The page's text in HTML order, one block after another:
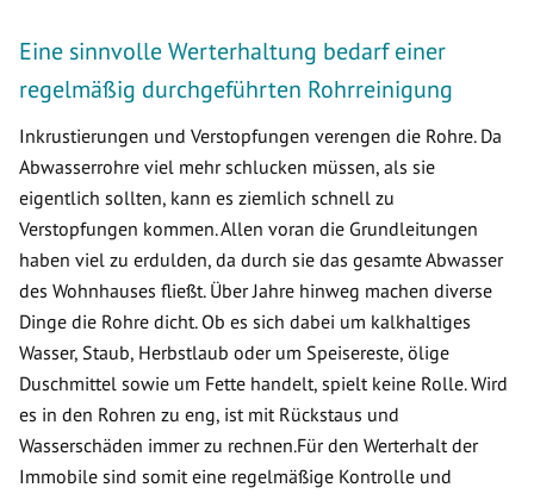
Eine sinnvolle Werterhaltung bedarf einer
regelmäßig durchgeführten Rohrreinigung
Inkrustierungen und Verstopfungen verengen die Rohre. Da
Abwasserrohre viel mehr schlucken müssen, als sie
eigentlich sollten, kann es ziemlich schnell zu
Verstopfungen kommen. Allen voran die Grundleitungen
haben viel zu erdulden, da durch sie das gesamte Abwasser
des Wohnhauses fließt. Über Jahre hinweg machen diverse
Dinge die Rohre dicht. Ob es sich dabei um kalkhaltiges
Wasser, Staub, Herbstlaub oder um Speisereste, ölige
Duschmittel sowie um Fette handelt, spielt keine Rolle. Wird
es in den Rohren zu eng, ist mit Rückstaus und
Wasserschäden immer zu rechnen.Für den Werterhalt der
Immobile sind somit eine regelmäßige Kontrolle und